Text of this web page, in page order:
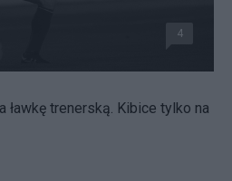
4
ławkę trenerską. Kibice tylko na